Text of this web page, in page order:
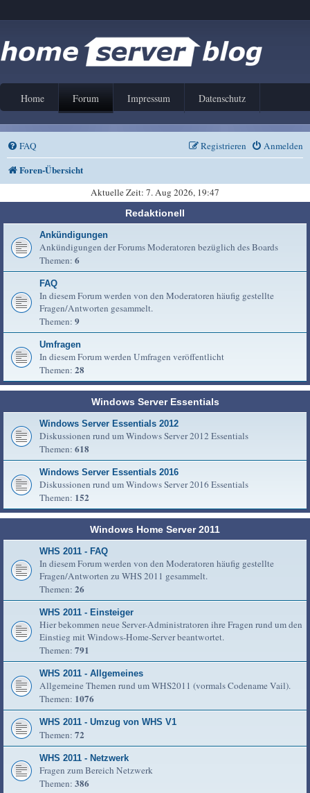
Home Forum Impressum Datenschutz
FAQ Anmelden
Registrieren
Foren-Übersicht
Aktuelle Zeit: 7. Aug 2026, 19:47
Redaktionell
Ankündigungen
Ankündigungen der Forums Moderatoren bezüglich des Boards
Themen: 6
FAQ
In diesem Forum werden von den Moderatoren häufig gestellte
Fragen/Antworten gesammelt.
Themen: 9
Umfragen
In diesem Forum werden Umfragen veröffentlicht
Themen: 28
Windows Server Essentials
Windows Server Essentials 2012
Diskussionen rund um Windows Server 2012 Essentials
Themen: 618
Windows Server Essentials 2016
Diskussionen rund um Windows Server 2016 Essentials
Themen: 152
Windows Home Server 2011
WHS 2011 - FAQ
In diesem Forum werden von den Moderatoren häufig gestellte
Fragen/Antworten zu WHS 2011 gesammelt.
Themen: 26
WHS 2011 - Einsteiger
Hier bekommen neue Server-Administratoren ihre Fragen rund um den
Einstieg mit Windows-Home-Server beantwortet.
Themen: 791
WHS 2011 - Allgemeines
Allgemeine Themen rund um WHS2011 (vormals Codename Vail).
Themen: 1076
WHS 2011 - Umzug von WHS V1
Themen: 72
WHS 2011 - Netzwerk
Fragen zum Bereich Netzwerk
Themen: 386